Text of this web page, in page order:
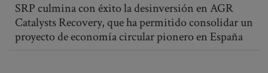
SRP culmina con éxito la desinversión en AGR
Catalysts Recovery, que ha permitido consolidar un
proyecto de economía circular pionero en España